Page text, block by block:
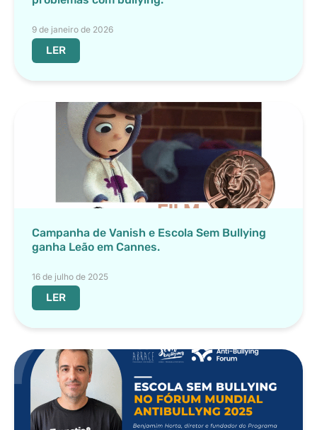
9 de janeiro de 2026
LER
Campanha de Vanish e Escola Sem Bullying
ganha Leão em Cannes.
16 de julho de 2025
LER